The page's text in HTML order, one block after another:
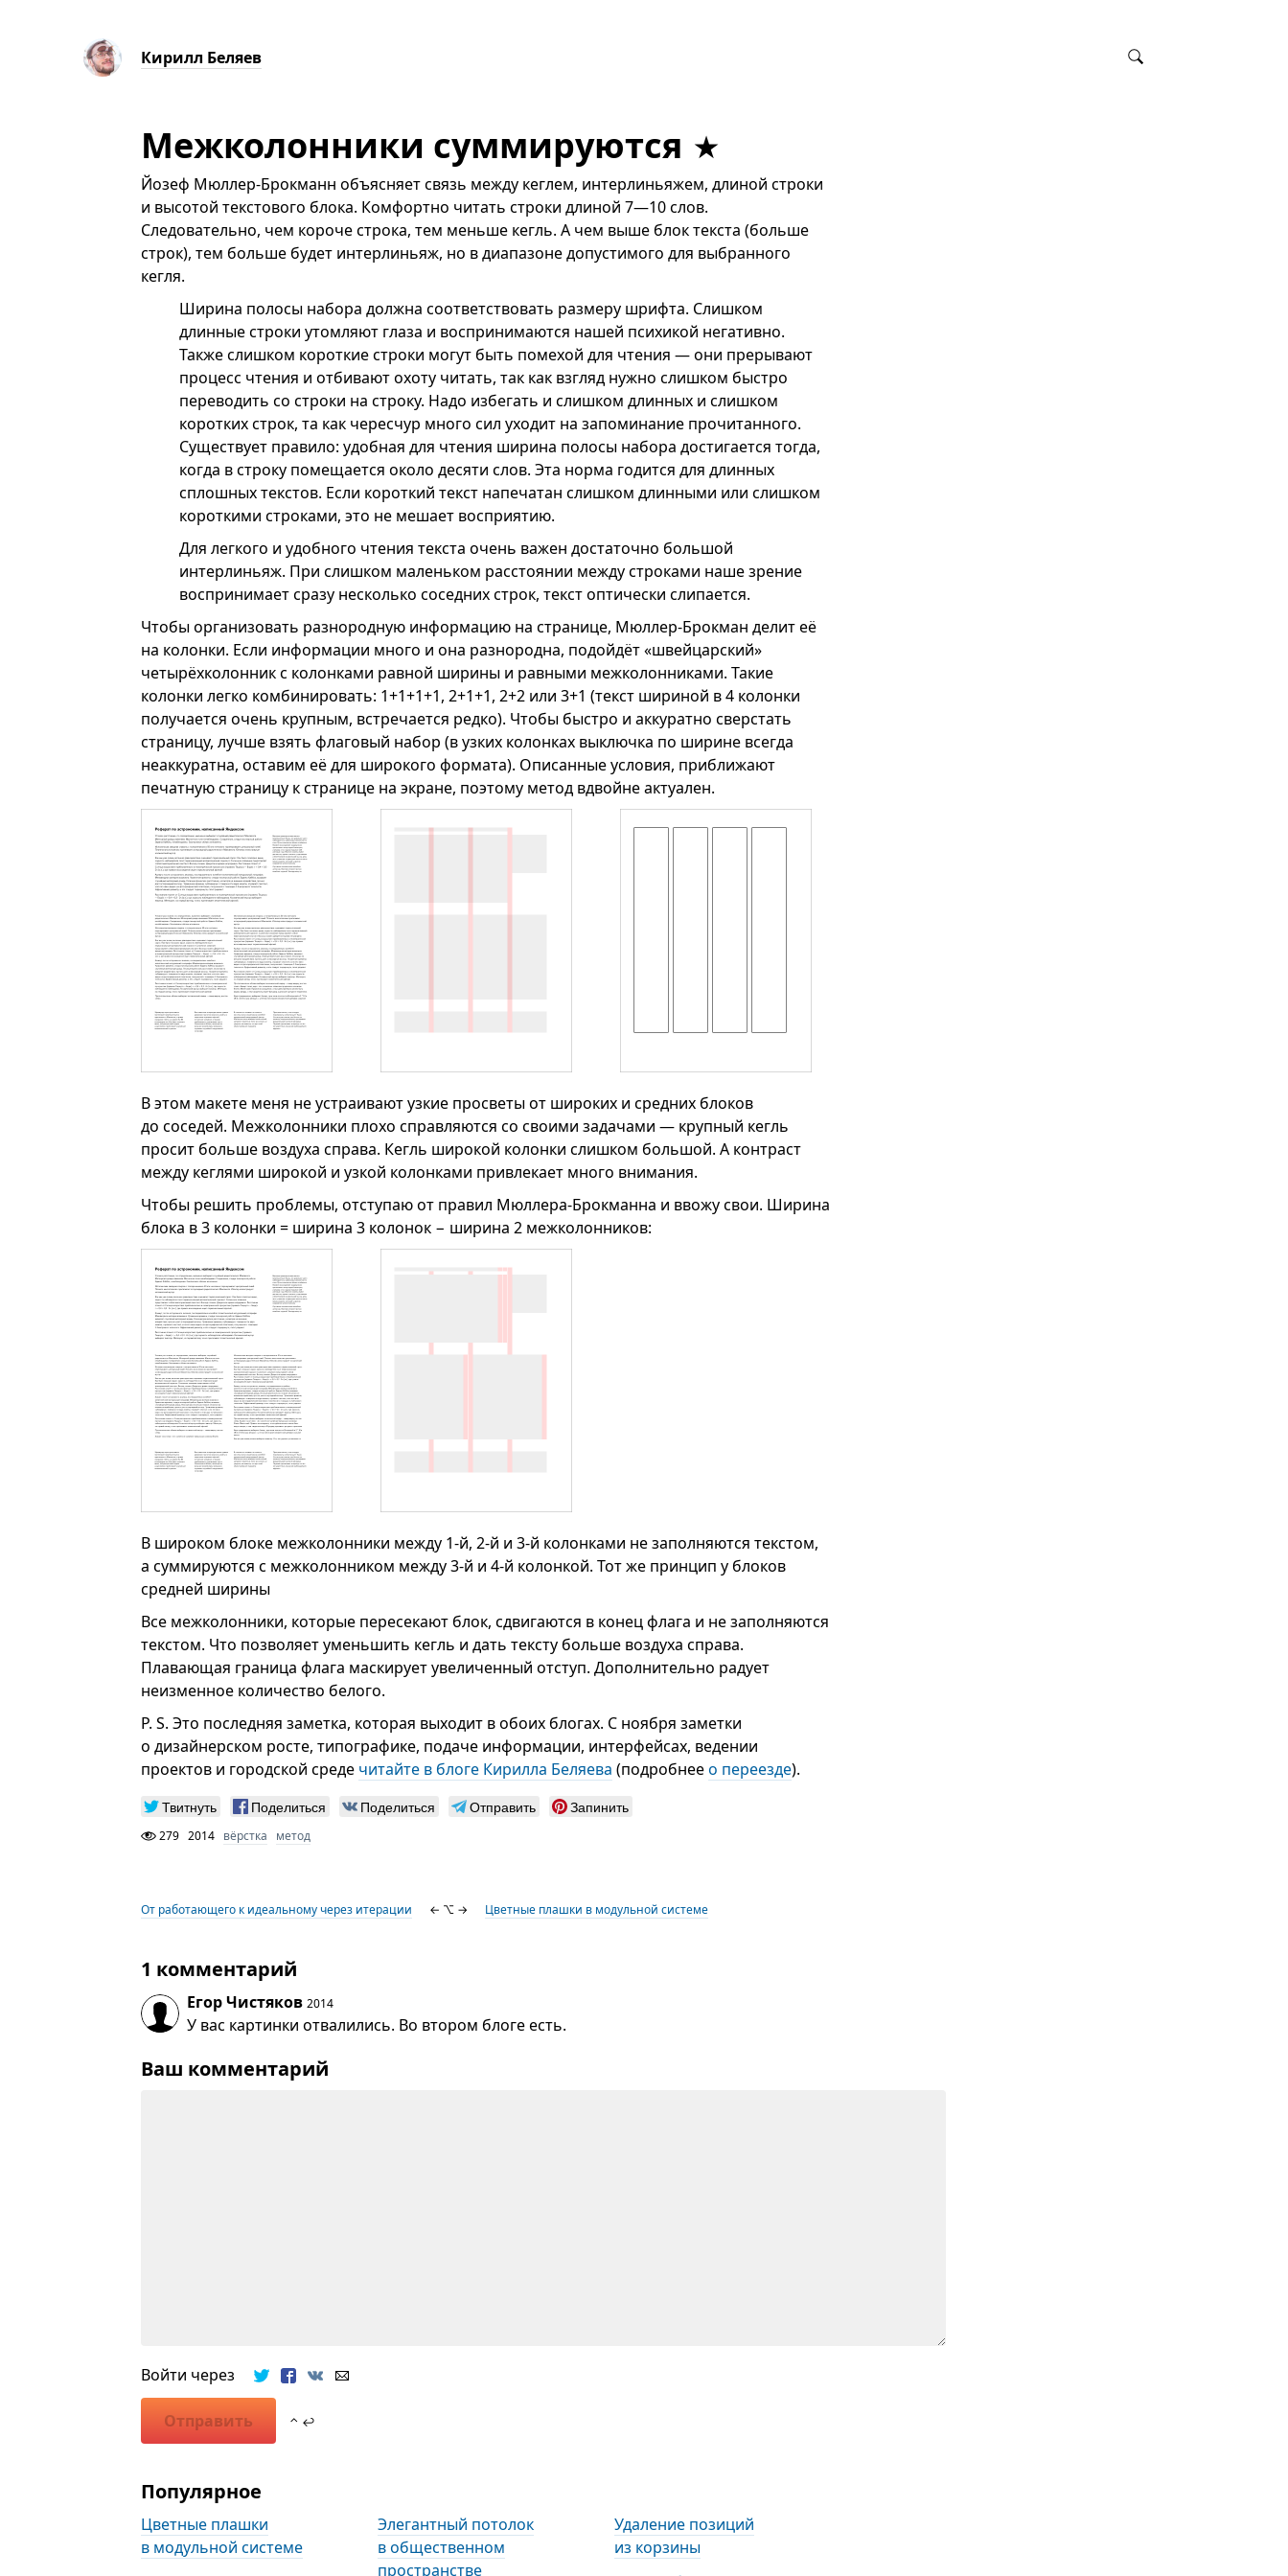
Кирилл Беляев
Межколонники суммируются
Йозеф Мюллер-Брокманн объясняет связь между кеглем, интерлиньяжем, длиной строки
и высотой текстового блока. Комфортно читать строки длиной 7—10 слов.
Следовательно, чем короче строка, тем меньше кегль. А чем выше блок текста (больше
строк), тем больше будет интерлиньяж, но в диапазоне допустимого для выбранного
кегля.
Ширина полосы набора должна соответствовать размеру шрифта. Слишком
длинные строки утомляют глаза и воспринимаются нашей психикой негативно.
Также слишком короткие строки могут быть помехой для чтения — они прерывают
процесс чтения и отбивают охоту читать, так как взгляд нужно слишком быстро
переводить со строки на строку. Надо избегать и слишком длинных и слишком
коротких строк, та как чересчур много сил уходит на запоминание прочитанного.
Существует правило: удобная для чтения ширина полосы набора достигается тогда,
когда в строку помещается около десяти слов. Эта норма годится для длинных
сплошных текстов. Если короткий текст напечатан слишком длинными или слишком
короткими строками, это не мешает восприятию.
Для легкого и удобного чтения текста очень важен достаточно большой
интерлиньяж. При слишком маленьком расстоянии между строками наше зрение
воспринимает сразу несколько соседних строк, текст оптически слипается.
Чтобы организовать разнородную информацию на странице, Мюллер-Брокман делит её
на колонки. Если информации много и она разнородна, подойдёт «швейцарский»
четырёхколонник с колонками равной ширины и равными межколонниками. Такие
колонки легко комбинировать: 1+1+1+1, 2+1+1, 2+2 или 3+1 (текст шириной в 4 колонки
получается очень крупным, встречается редко). Чтобы быстро и аккуратно сверстать
страницу, лучше взять флаговый набор (в узких колонках выключка по ширине всегда
неаккуратна, оставим её для широкого формата). Описанные условия, приближают
печатную страницу к странице на экране, поэтому метод вдвойне актуален.
В этом макете меня не устраивают узкие просветы от широких и средних блоков
до соседей. Межколонники плохо справляются со своими задачами — крупный кегль
просит больше воздуха справа. Кегль широкой колонки слишком большой. А контраст
между кеглями широкой и узкой колонками привлекает много внимания.
Чтобы решить проблемы, отступаю от правил Мюллера-Брокманна и ввожу свои. Ширина
блока в 3 колонки = ширина 3 колонок − ширина 2 межколонников:
В широком блоке межколонники между 1-й, 2-й и 3-й колонками не заполняются текстом,
а суммируются с межколонником между 3-й и 4-й колонкой. Тот же принцип у блоков
средней ширины
Все межколонники, которые пересекают блок, сдвигаются в конец флага и не заполняются
текстом. Что позволяет уменьшить кегль и дать тексту больше воздуха справа.
Плавающая граница флага маскирует увеличенный отступ. Дополнительно радует
неизменное количество белого.
P. S. Это последняя заметка, которая выходит в обоих блогах. C ноября заметки
о дизайнерском росте, типографике, подаче информации, интерфейсах, ведении
проектов и городской среде читайте в блоге Кирилла Беляева (подробнеео переезде).
Твитнуть Поделиться Поделиться Отправить Запинить
279 2014 вёрстка метод
От работающего к идеальному через итерации ← ⌥ → Цветные плашки в модульной системе
1 комментарий
Егор Чистяков 2014
У вас картинки отвалились. Во втором блоге есть.
Ваш комментарий
Войти через
Отправить ⌃ ↩
Популярное
Цветные плашки
в модульной системе
Элегантный потолок
в общественном
пространстве
Удаление позиций
из корзины